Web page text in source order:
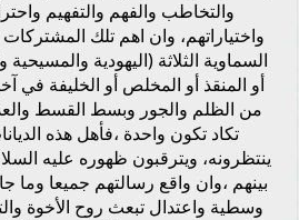
والتخاطب والفهم والتفهيم
واختياراتهم، وان اهم تلك
السماوية الثلاثة (اليهودية
أو المنقذ أو المخلص أو الخليفة في
من الظلم والجور وبسط القسط
تكاد تكون واحدة ،فأهل هذه
ينتظرونه، ويترقبون ظهوره عليه
بينهم ،وان واقع رسالتهم جميعا وما
وسطية واعتدال تبعث روح الأخوة